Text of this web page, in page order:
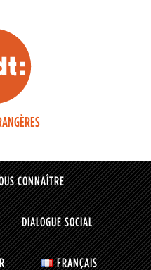
CONNAÎTRE
DIALOGUE SOCIAL
FRANÇAIS